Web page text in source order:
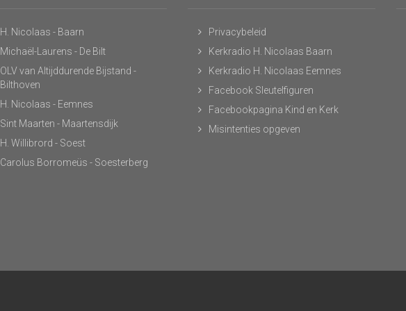
H. Nicolaas - Baarn
Michaël-Laurens - De Bilt
OLV van Altijddurende Bijstand -
Bilthoven
H. Nicolaas - Eemnes
Sint Maarten - Maartensdijk
H. Willibrord - Soest
Carolus Borromeüs - Soesterberg
Privacybeleid
Kerkradio H. Nicolaas Baarn
Kerkradio H. Nicolaas Eemnes
Facebook Sleutelfiguren
Facebookpagina Kind en Kerk
Misintenties opgeven